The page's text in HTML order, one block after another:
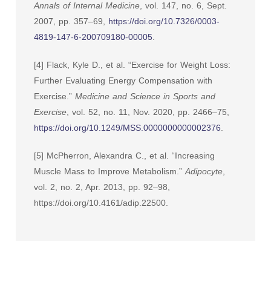
Annals of Internal Medicine , vol. 147, no. 6, Sept.
2007, pp. 357–69, https://doi.org/10.7326/0003-
4819-147-6-200709180-00005
[4] Flack, Kyle D., et al. “Exercise for Weight Loss:
Further Evaluating Energy Compensation with
Exercise.” Medicine and Science in Sports and
Exercise , vol. 52, no. 11, Nov. 2020, pp. 2466–75,
https://doi.org/10.1249/MSS.0000000000002376
[5] McPherron, Alexandra C., et al. “Increasing
Muscle Mass to Improve Metabolism.” Adipocyte
vol. 2, no. 2, Apr. 2013, pp. 92–98,
https://doi.org/10.4161/adip.22500.